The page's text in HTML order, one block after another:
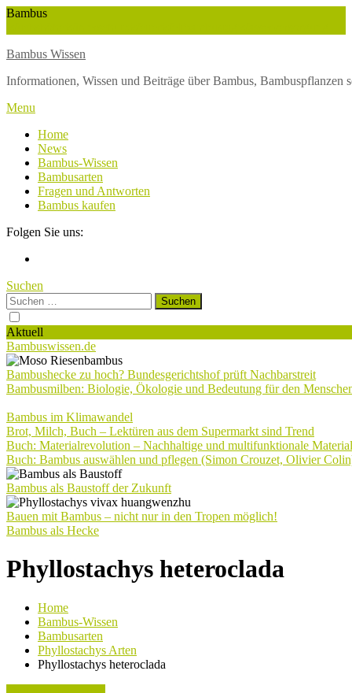
Skip
Bambus
Bambus Wissen
Informationen, Wissen und Beiträge über Bambus,
Menu
Home
News
Bambus-Wissen
Bambusarten
Fragen und Antworten
Bambus kaufen
Folgen Sie uns:
Suchen
Suchen
nach:
Aktuell
Bambuswissen.de
Bambushecke zu hoch? Bundesgerichtshof prüft Nachbarstreit
Bambusmilben: Biologie, Ökologie und Bedeutung für den
Bambus im Klimawandel
Brot, Milch, Buch – Lektüren aus dem Supermarkt sind Trend
Buch: Materialrevolution – Nachhaltige und multifunktionale
Buch: Bambus auswählen und pflegen (Simon Crouzet, Olivier
Bambus als Baustoff der Zukunft
Bauen mit Bambus – nicht nur in den Tropen möglich!
Bambus als Hecke
Phyllostachys heteroclada
Home
Bambus-Wissen
Bambusarten
Phyllostachys Arten
Phyllostachys heteroclada